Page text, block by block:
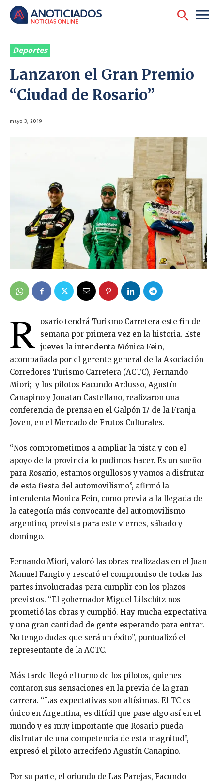
Deportes
Lanzaron el Gran Premio
“Ciudad de Rosario”
mayo 3, 2019
R osario tendrá Turismo Carretera este fin de
semana por primera vez en la historia. Este
jueves la intendenta Mónica Fein,
acompañada por el gerente general de la Asociación
Corredores Turismo Carretera (ACTC), Fernando
Miori; y los pilotos Facundo Ardusso, Agustín
Canapino y Jonatan Castellano, realizaron una
conferencia de prensa en el Galpón 17 de la Franja
Joven, en el Mercado de Frutos Culturales.
“Nos comprometimos a ampliar la pista y con el
apoyo de la provincia lo pudimos hacer. Es un sueño
para Rosario, estamos orgullosos y vamos a disfrutar
de esta fiesta del automovilismo”, afirmó la
intendenta Monica Fein, como previa a la llegada de
la categoría más convocante del automovilismo
argentino, prevista para este viernes, sábado y
domingo.
Fernando Miori, valoró las obras realizadas en el Juan
Manuel Fangio y rescató el compromiso de todas las
partes involucradas para cumplir con los plazos
previstos. “El gobernador Miguel Lifschitz nos
prometió las obras y cumplió. Hay mucha expectativa
y una gran cantidad de gente esperando para entrar.
No tengo dudas que será un éxito”, puntualizó el
representante de la ACTC.
Más tarde llegó el turno de los pilotos, quienes
contaron sus sensaciones en la previa de la gran
carrera. “Las expectativas son altísimas. El TC es
único en Argentina, es difícil que pase algo así en el
mundo y es muy importante que Rosario pueda
disfrutar de una competencia de esta magnitud”,
expresó el piloto arrecifeño Agustín Canapino.
Por su parte, el oriundo de Las Parejas, Facundo